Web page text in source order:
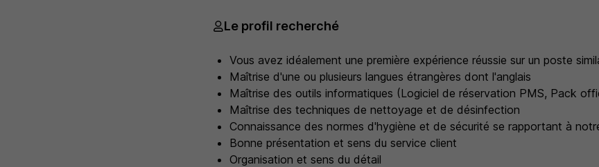
Le profil recherché
Vous avez idéalement une première expérience réussie sur un poste
Maîtrise d'une ou plusieurs langues étrangères dont l'anglais
Maîtrise des outils informatiques (Logiciel de réservation PMS, Pack
Maîtrise des techniques de nettoyage et de désinfection
Connaissance des normes d'hygiène et de sécurité se rapportant à
Bonne présentation et sens du service client
Organisation et sens du détail